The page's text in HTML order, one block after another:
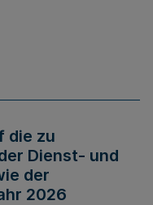
die zu
Dienst- und
der
2026